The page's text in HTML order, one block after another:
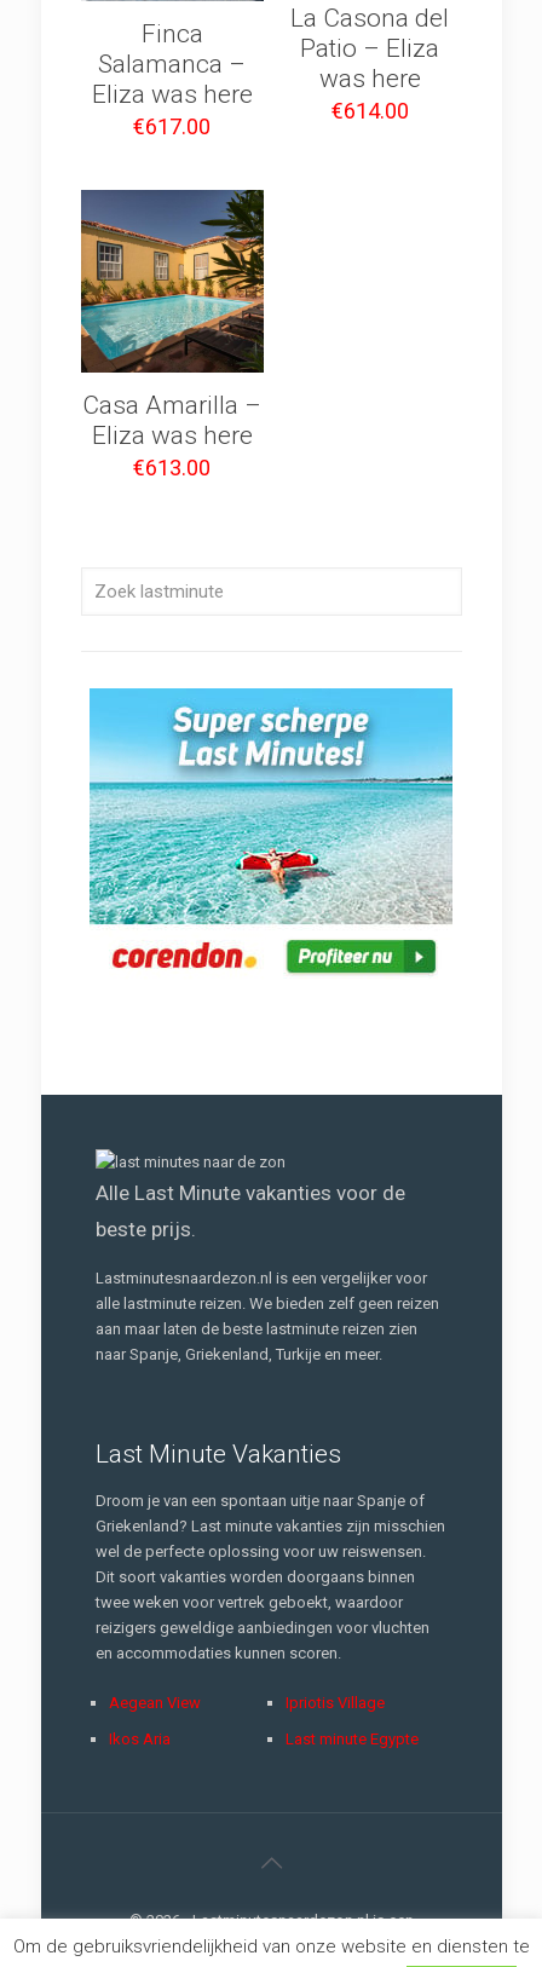
Finca
Salamanca –
Eliza was here
€617.00
La Casona del
Patio – Eliza
was here
€614.00
Casa Amarilla –
Eliza was here
€613.00
Alle Last Minute vakanties voor de
beste prijs.
Lastminutesnaardezon.nl is een vergelijker voor
alle lastminute reizen. We bieden zelf geen reizen
aan maar laten de beste lastminute reizen zien
naar Spanje, Griekenland, Turkije en meer.
Last Minute Vakanties
Droom je van een spontaan uitje naar Spanje of
Griekenland? Last minute vakanties zijn misschien
wel de perfecte oplossing voor uw reiswensen.
Dit soort vakanties worden doorgaans binnen
twee weken voor vertrek geboekt, waardoor
reizigers geweldige aanbiedingen voor vluchten
en accommodaties kunnen scoren.
Aegean View
Ikos Aria
Ipriotis Village
Last minute Egypte
© 2026 - Lastminutesnaardezon.nl is een
://creativemarketingconcept |Privacy
Om de gebruiksvriendelijkheid van onze website en diensten te